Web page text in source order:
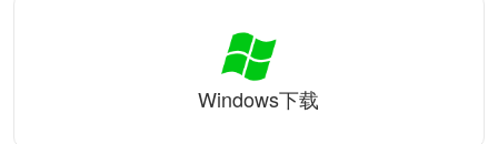
Windows下载